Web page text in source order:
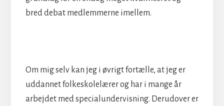
bred debat medlemmerne imellem.
Om mig selv kan jeg i øvrigt fortælle, at jeg er
uddannet folkeskolelærer og har i mange år
arbejdet med specialundervisning. Derudover er